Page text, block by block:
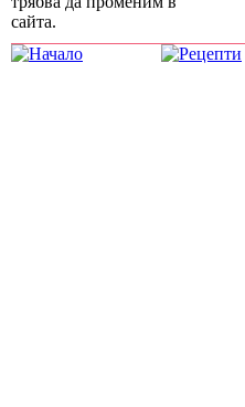
сайта.